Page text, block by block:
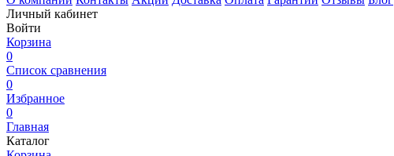
Личный кабинет
Войти
Корзина
0
Список сравнения
0
Избранное
0
Главная
Каталог